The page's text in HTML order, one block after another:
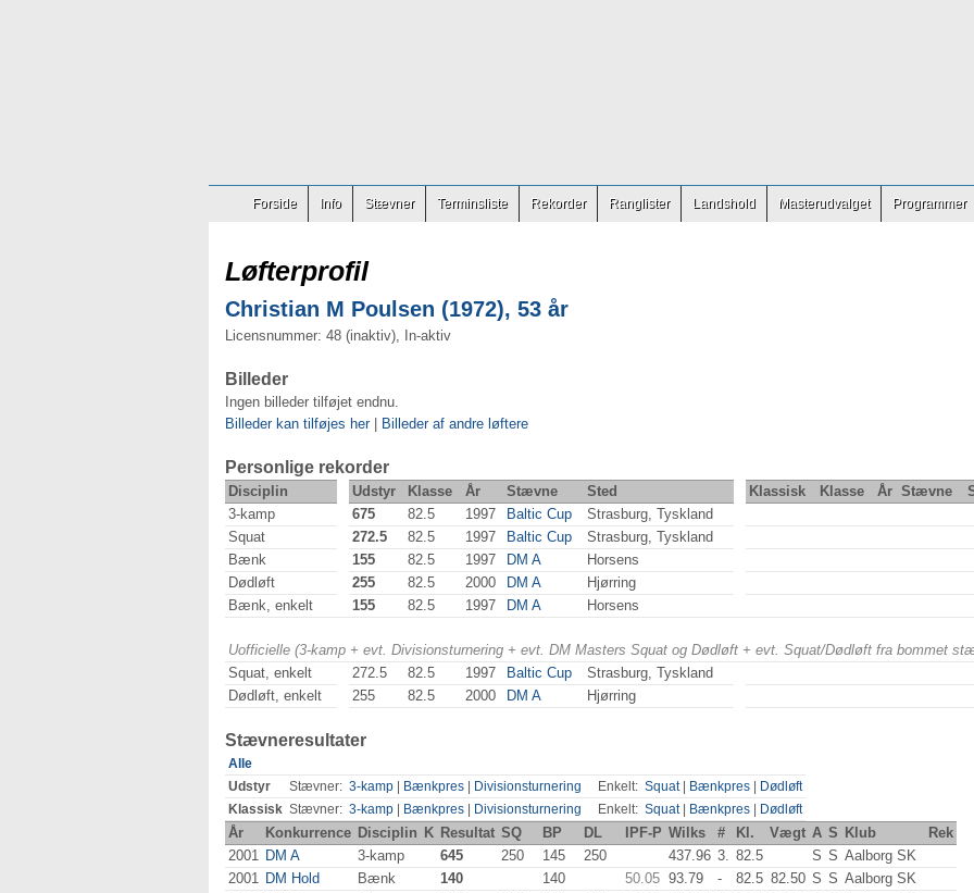
Forside Info Stævner Terminsliste Rekorder Ranglister Landshold Masterudvalget Programmer
Løfterprofil
Christian M Poulsen (1972), 53 år
Licensnummer: 48 (inaktiv), In-aktiv
Billeder
Ingen billeder tilføjet endnu.
Billeder kan tilføjes her| Billeder af andre løftere
Personlige rekorder
Disciplin Udstyr Klasse År Stævne Sted Klassisk Klasse År Stævne
3-kamp
675 82.5 1997 Baltic Cup
Strasburg, Tyskland
Squat
272.5 82.5 1997 Baltic Cup
Strasburg, Tyskland
Bænk
155 82.5 1997 DM A
Horsens
Dødløft
255 82.5 2000 DM A
Hjørring
Bænk, enkelt
155 82.5 1997 DM A Horsens
Uofficielle (3-kamp + evt. Divisionsturnering + evt. DM Masters Squat og Dødløft + evt. Squat/Dødløft fra bommet
Squat, enkelt
272.5 82.5 1997 Baltic Cup
Strasburg, Tyskland
Dødløft, enkelt
255 82.5 2000 DM A Hjørring
Stævneresultater
Alle
Udstyr
Stævner: 3-kamp Bænkpres Divisionsturnering Enkelt: Squat| Bænkpres
Dødløft
Klassisk Stævner: 3-kamp Bænkpres Divisionsturnering Enkelt: Squat| Bænkpres Dødløft
År Konkurrence Disciplin K Resultat SQ BP DL IPF-P Wilks # Kl. Vægt A S Klub
Rek
2001 DM A 3-kamp 645 250 145 250 437.96 3. 82.5 S S Aalborg SK
2001 DM Hold Bænk 140 140 50.05 93.79 - 82.5 82.50 S S Aalborg SK